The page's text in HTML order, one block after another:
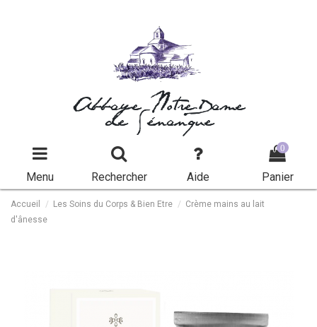
Abbaye Notre-Dame
de Sénanque
Menu Rechercher Aide
0
Panier
Accueil Les Soins du Corps & Bien Etre
Crème mains au lait
d'ânesse